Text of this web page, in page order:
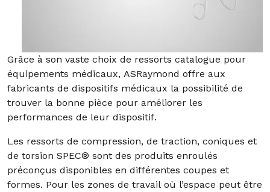
Grâce à son vaste choix de ressorts catalogue pour
équipements médicaux, ASRaymond offre aux
fabricants de dispositifs médicaux la possibilité de
trouver la bonne pièce pour améliorer les
performances de leur dispositif.
Les ressorts de compression, de traction, coniques et
de torsion SPEC® sont des produits enroulés
préconçus disponibles en différentes coupes et
formes. Pour les zones de travail où l’espace peut être